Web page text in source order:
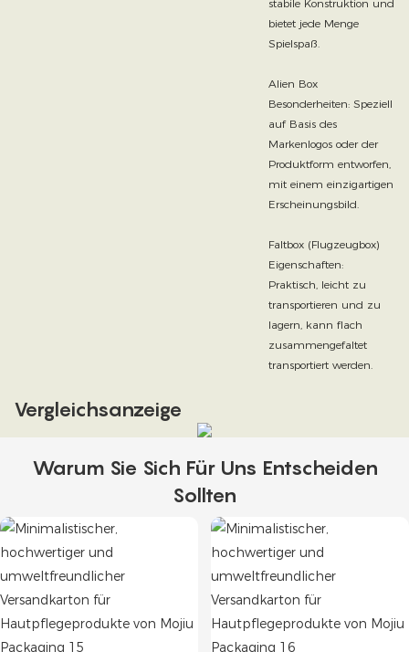
stabile Konstruktion und
bietet jede Menge
Spielspaß.
Alien Box
Besonderheiten: Speziell
auf Basis des
Markenlogos oder der
Produktform entworfen,
mit einem einzigartigen
Erscheinungsbild.
Faltbox (Flugzeugbox)
Eigenschaften:
Praktisch, leicht zu
transportieren und zu
lagern, kann flach
zusammengefaltet
transportiert werden.
Vergleichsanzeige
Warum Sie Sich Für Uns Entscheiden
Sollten